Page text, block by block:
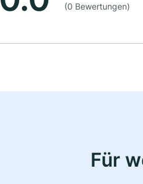
(0 Bewertungen)
Für